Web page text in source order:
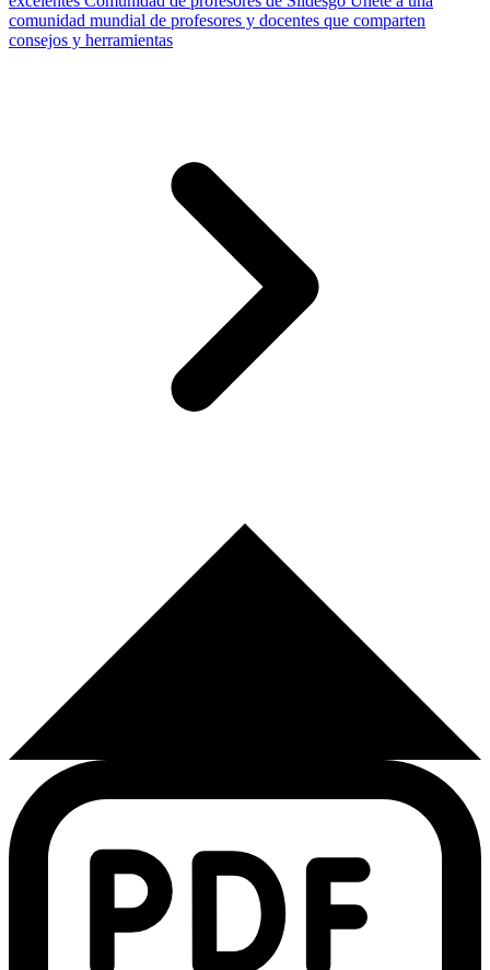
comunidad mundial de profesores y docentes que comparten
consejos y herramientas